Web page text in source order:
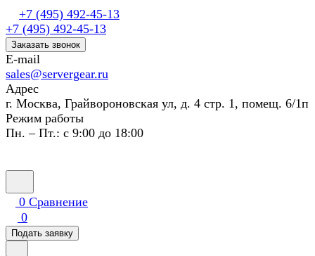
+7 (495) 492-45-13
+7 (495) 492-45-13
Заказать звонок
E-mail
sales@servergear.ru
Адрес
г. Москва, Грайвороновская ул, д. 4 стр. 1, помещ. 6/1п
Режим работы
Пн. – Пт.: с 9:00 до 18:00
0 Сравнение
0
Подать заявку